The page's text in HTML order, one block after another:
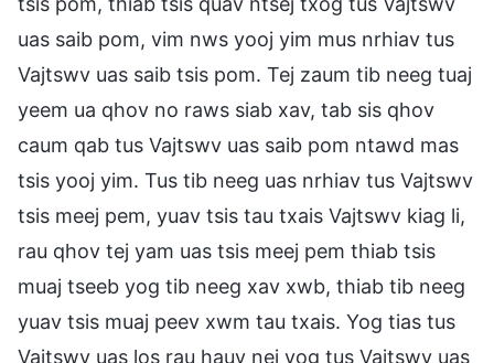
uas saib pom, vim nws yooj yim mus nrhiav tus
Vajtswv uas saib tsis pom. Tej zaum tib neeg tuaj
yeem ua qhov no raws siab xav, tab sis qhov
caum qab tus Vajtswv uas saib pom ntawd mas
tsis yooj yim. Tus tib neeg uas nrhiav tus Vajtswv
tsis meej pem, yuav tsis tau txais Vajtswv kiag li,
rau qhov tej yam uas tsis meej pem thiab tsis
muaj tseeb yog tib neeg xav xwb, thiab tib neeg
yuav tsis muaj peev xwm tau txais. Yog tias tus
Vajtswv uas los rau hauv nej yog tus Vajtswv uas